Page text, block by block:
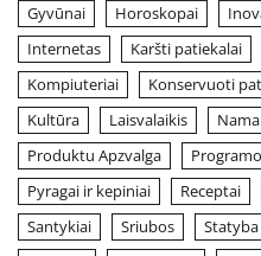
Gyvūnai
Horoskopai
Internetas
Karšti patiekalai
Kompiuteriai
Konservuoti
Kultūra
Laisvalaikis
Produktu Apzvalga
Pyragai ir kepiniai
Receptai
Santykiai
Sriubos Statyba